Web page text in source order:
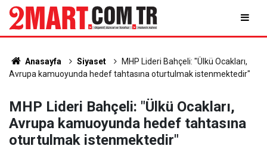
Anasayfa Siyaset
MHP Lideri Bahçeli: "Ülkü Ocakları,
Avrupa kamuoyunda hedef tahtasına oturtulmak istenmektedir"
MHP Lideri Bahçeli: "Ülkü Ocakları,
Avrupa kamuoyunda hedef tahtasına
oturtulmak istenmektedir"